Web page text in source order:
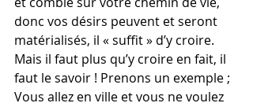
donc vos désirs peuvent et seront
matérialisés, il « suffit » d’y croire.
Mais il faut plus qu’y croire en fait, il
faut le savoir ! Prenons un exemple ;
Vous allez en ville et vous ne voulez